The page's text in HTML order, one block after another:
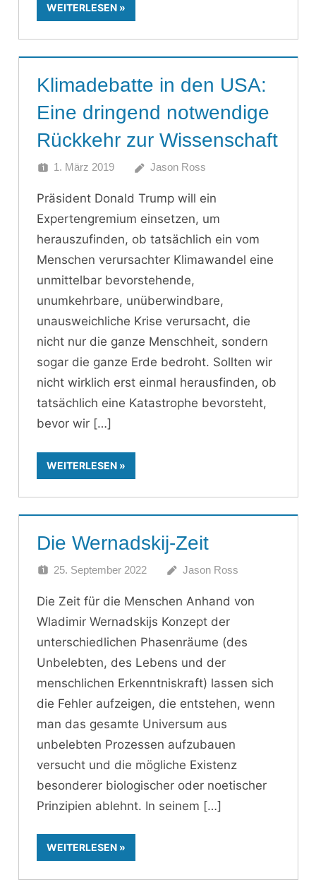
WEITERLESEN
Klimadebatte in den USA:
Eine dringend notwendige
Rückkehr zur Wissenschaft
1. März 2019 Jason Ross
Präsident Donald Trump will ein
Expertengremium einsetzen, um
herauszufinden, ob tatsächlich ein vom
Menschen verursachter Klimawandel eine
unmittelbar bevorstehende,
unumkehrbare, unüberwindbare,
unausweichliche Krise verursacht, die
nicht nur die ganze Menschheit, sondern
sogar die ganze Erde bedroht. Sollten wir
nicht wirklich erst einmal herausfinden, ob
tatsächlich eine Katastrophe bevorsteht,
bevor wir
WEITERLESEN
Die Wernadskij-Zeit
25. September 2022 Jason Ross
Die Zeit für die Menschen Anhand von
Wladimir Wernadskijs Konzept der
unterschiedlichen Phasenräume (des
Unbelebten, des Lebens und der
menschlichen Erkenntniskraft) lassen sich
die Fehler aufzeigen, die entstehen, wenn
man das gesamte Universum aus
unbelebten Prozessen aufzubauen
versucht und die mögliche Existenz
besonderer biologischer oder noetischer
Prinzipien ablehnt. In seinem
WEITERLESEN